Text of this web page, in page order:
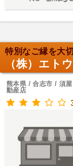
特別なご縁を大
（株）エトウ
熊本県 / 合志市 / 須
動産店